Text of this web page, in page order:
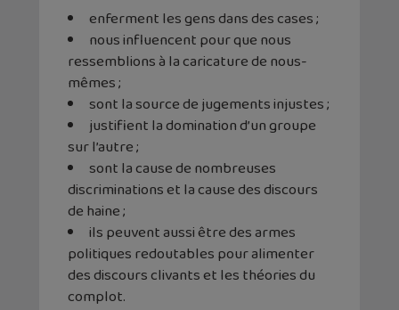
enferment les gens dans des cases ;
nous influencent pour que nous
ressemblions à la caricature de nous-
mêmes ;
sont la source de jugements injustes ;
justifient la domination d’un groupe
sur l’autre ;
sont la cause de nombreuses
discriminations et la cause des discours
de haine ;
ils peuvent aussi être des armes
politiques redoutables pour alimenter
des discours clivants et les théories du
complot.